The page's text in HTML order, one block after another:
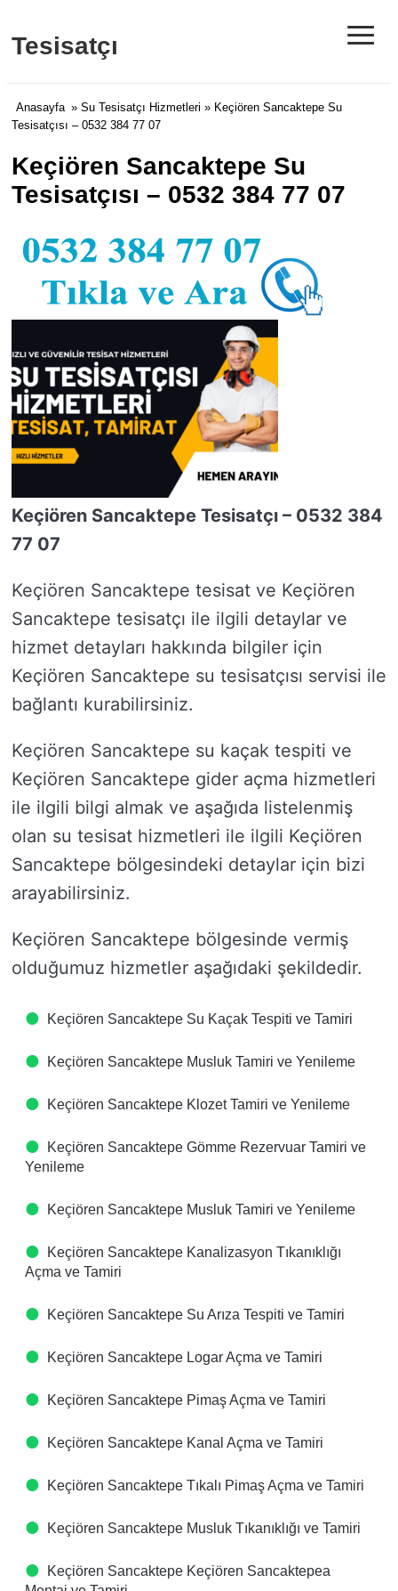
Tesisatçı ≡
Anasayfa » Su Tesisatçı Hizmetleri » Keçiören Sancaktepe Su
Tesisatçısı – 0532 384 77 07
Keçiören Sancaktepe Su
Tesisatçısı – 0532 384 77 07
Keçiören Sancaktepe Tesisatçı – 0532 384
77 07
Keçiören Sancaktepe tesisat ve Keçiören
Sancaktepe tesisatçı ile ilgili detaylar ve
hizmet detayları hakkında bilgiler için
Keçiören Sancaktepe su tesisatçısı servisi ile
bağlantı kurabilirsiniz.
Keçiören Sancaktepe su kaçak tespiti ve
Keçiören Sancaktepe gider açma hizmetleri
ile ilgili bilgi almak ve aşağıda listelenmiş
olan su tesisat hizmetleri ile ilgili Keçiören
Sancaktepe bölgesindeki detaylar için bizi
arayabilirsiniz.
Keçiören Sancaktepe bölgesinde vermiş
olduğumuz hizmetler aşağıdaki şekildedir.
Keçiören Sancaktepe Su Kaçak Tespiti ve Tamiri
Keçiören Sancaktepe Musluk Tamiri ve Yenileme
Keçiören Sancaktepe Klozet Tamiri ve Yenileme
Keçiören Sancaktepe Gömme Rezervuar Tamiri ve
Yenileme
Keçiören Sancaktepe Musluk Tamiri ve Yenileme
Keçiören Sancaktepe Kanalizasyon Tıkanıklığı
Açma ve Tamiri
Keçiören Sancaktepe Su Arıza Tespiti ve Tamiri
Keçiören Sancaktepe Logar Açma ve Tamiri
Keçiören Sancaktepe Pimaş Açma ve Tamiri
Keçiören Sancaktepe Kanal Açma ve Tamiri
Keçiören Sancaktepe Tıkalı Pimaş Açma ve Tamiri
Keçiören Sancaktepe Musluk Tıkanıklığı ve Tamiri
Keçiören Sancaktepe Keçiören Sancaktepea